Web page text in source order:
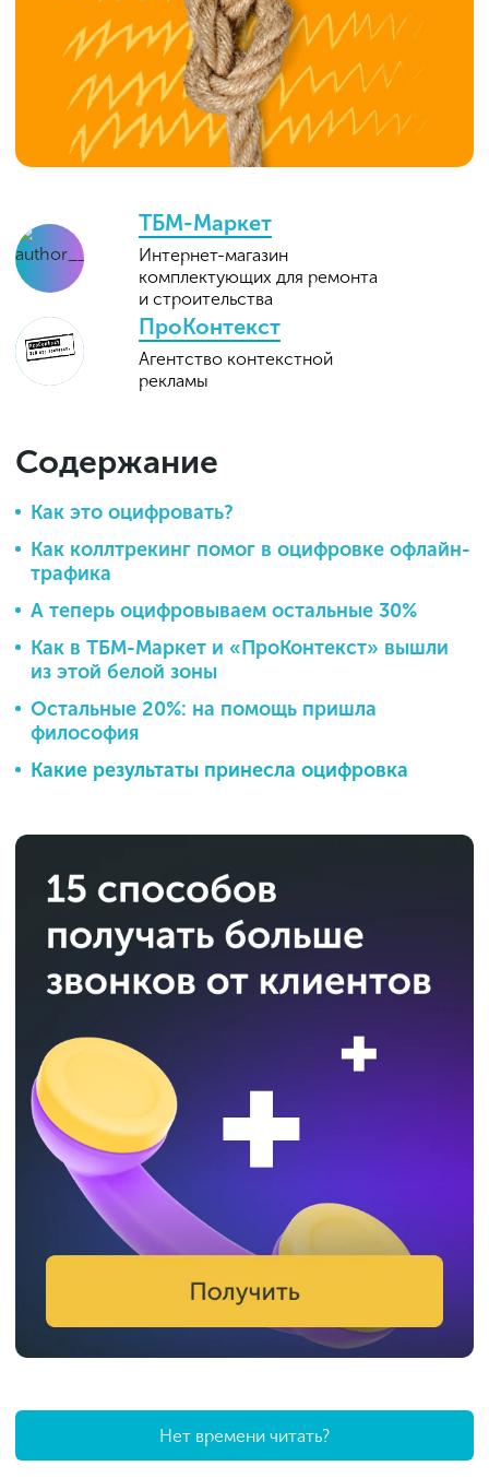
ТБМ-Маркет
Интернет-магазин
комплектующих для ремонта
и строительства
ПроКонтекст
Агентство контекстной
рекламы
Содержание
Как это оцифровать?
Как коллтрекинг помог в оцифровке офлайн-
трафика
А теперь оцифровываем остальные 30%
Как в ТБМ-Маркет и «ПроКонтекст» вышли
из этой белой зоны
Остальные 20%: на помощь пришла
философия
Какие результаты принесла оцифровка
Нет времени читать?